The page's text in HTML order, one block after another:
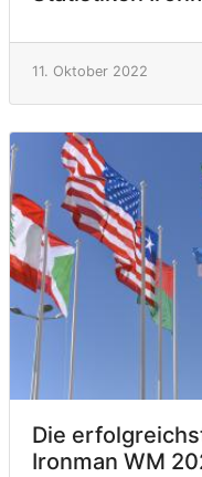
11. Oktober 2022
Die
Ironman WM